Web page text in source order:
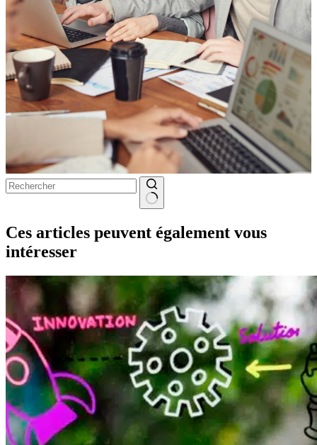
résultat
Ces articles peuvent également vous
intéresser